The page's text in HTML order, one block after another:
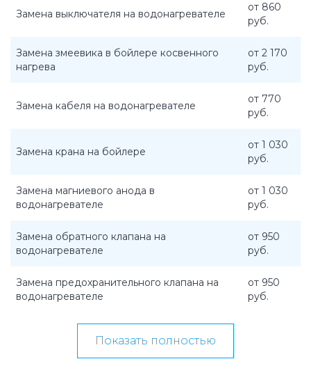
Замена выключателя на водонагревателе
от 860
руб.
Замена змеевика в бойлере косвенного
нагрева
от 2 170
руб.
Замена кабеля на водонагревателе
от 770
руб.
Замена крана на бойлере
от 1 030
руб.
Замена магниевого анода в
водонагревателе
от 1 030
руб.
Замена обратного клапана на
водонагревателе
от 950
руб.
Замена предохранительного клапана на
водонагревателе
от 950
руб.
Показать полностью